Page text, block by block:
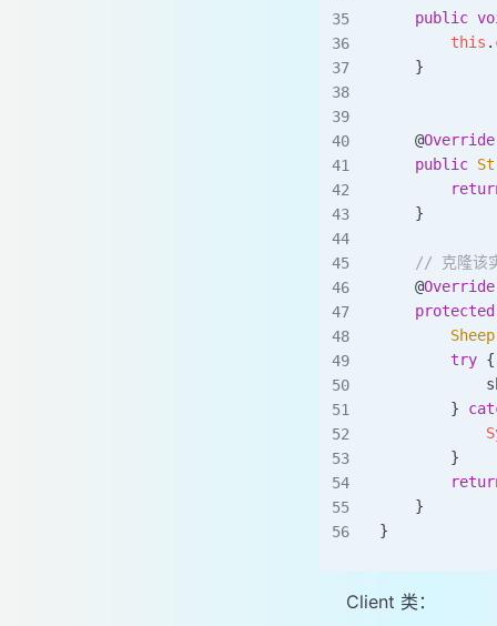
    public
        this
.
    }
    @
Override
    public
    }
// 克隆该
    @
Override
    protected
        Sheep
        try
{
        }
        }
    }
}
Client 类：